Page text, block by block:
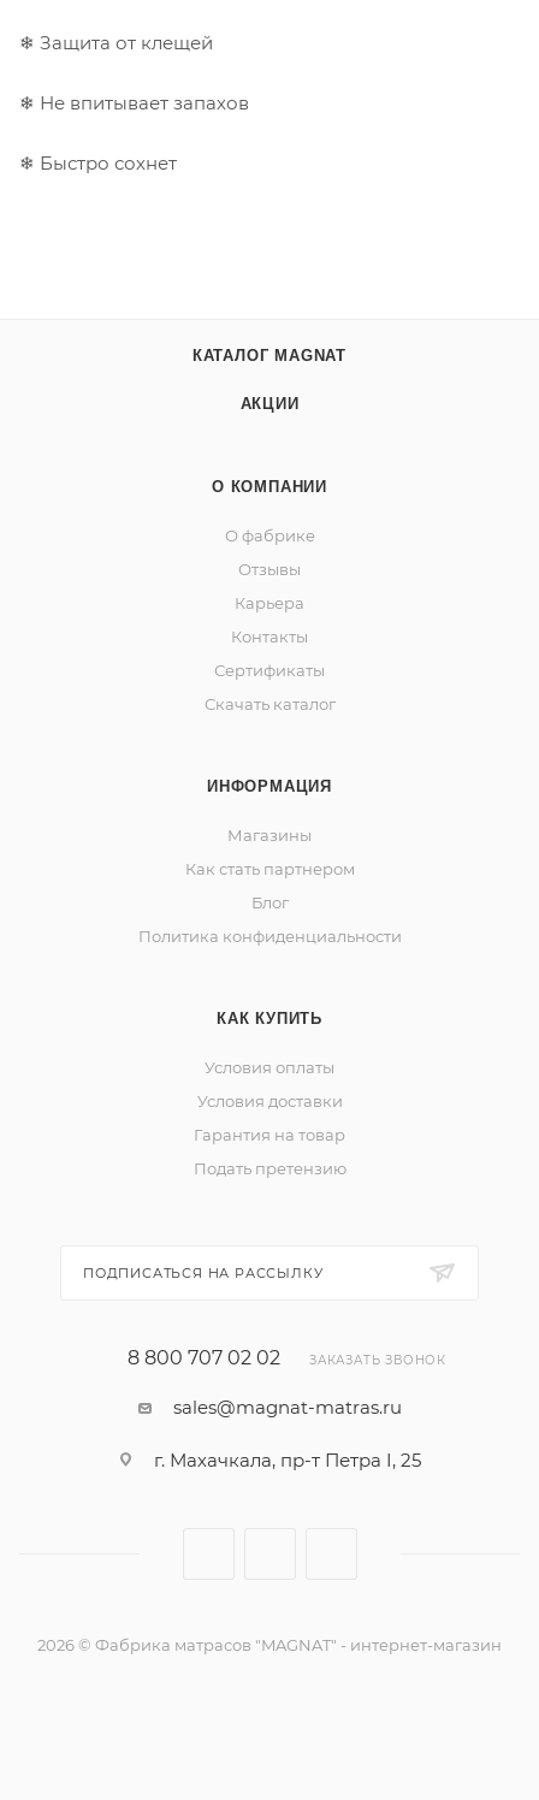
❄ Защита от клещей
❄ Не впитывает запахов
❄ Быстро сохнет
КАТАЛОГ MAGNAT
АКЦИИ
О КОМПАНИИ
О фабрике
Отзывы
Карьера
Контакты
Сертификаты
Скачать каталог
ИНФОРМАЦИЯ
Магазины
Как стать партнером
Блог
Политика конфиденциальности
КАК КУПИТЬ
Условия оплаты
Условия доставки
Гарантия на товар
Подать претензию
ПОДПИСАТЬСЯ НА РАССЫЛКУ
8 800 707 02 02 ЗАКАЗАТЬ ЗВОНОК
sales@magnat-matras.ru
г. Махачкала, пр-т Петра I, 25
2026 © Фабрика матрасов "MAGNAT" - интернет-магазин